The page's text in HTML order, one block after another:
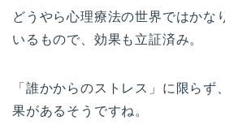
どうやら心理療法の世界ではかな
いるもので、効果も立証済み。
「誰かからのストレス」に限らず
果があるそうですね。